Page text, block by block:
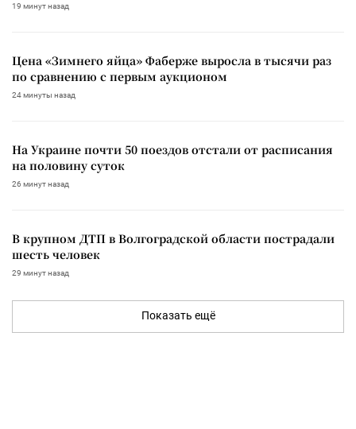
19 минут назад
Цена «Зимнего яйца» Фаберже выросла в тысячи раз
по сравнению с первым аукционом
24 минуты назад
На Украине почти 50 поездов отстали от расписания
на половину суток
26 минут назад
В крупном ДТП в Волгоградской области пострадали
шесть человек
29 минут назад
Показать ещё